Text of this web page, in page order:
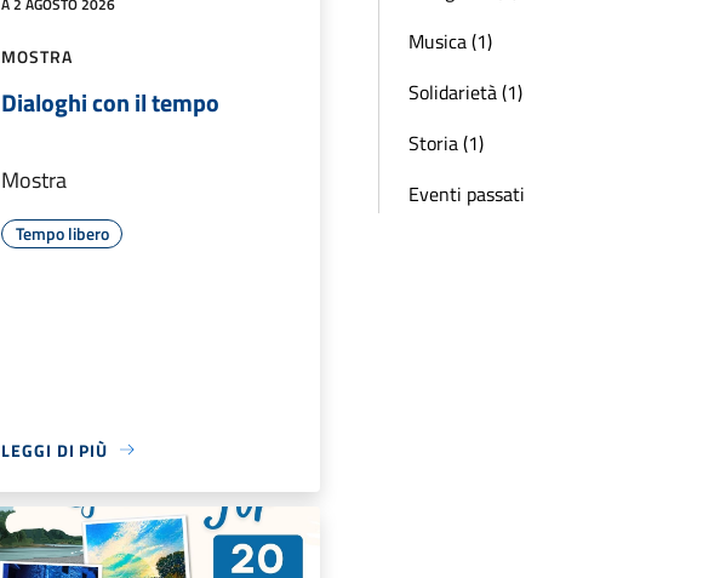
MOSTRA
Dialoghi con il tempo
Mostra
Tempo libero
LEGGI DI PIÙ
Musica (1)
Solidarietà (1)
Storia (1)
Eventi passati